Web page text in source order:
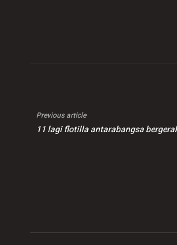
Previous article
11 lagi flotilla antarabangsa